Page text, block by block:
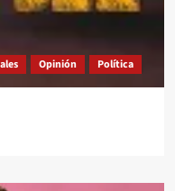
Opinión Política